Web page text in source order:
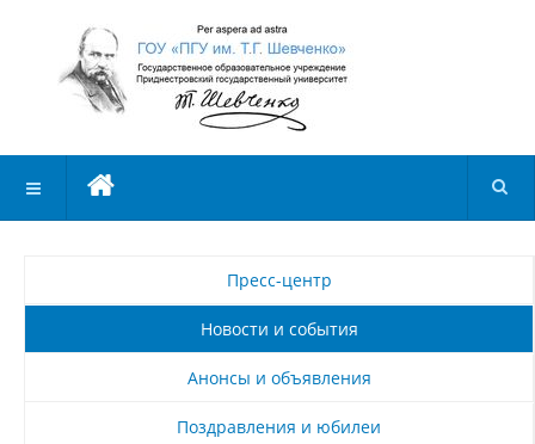
Пресс-центр
Новости и события
Анонсы и объявления
Поздравления и юбилеи